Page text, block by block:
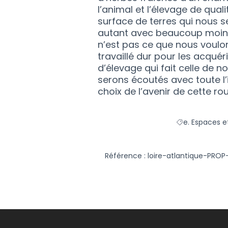
l’animal et l’élevage de
surface de terres qui nous
autant avec beaucoup
n’est pas ce que nous
travaillé dur pour les
d’élevage qui fait celle de
serons écoutés avec toute
choix de l’avenir de cette
Filtrer les
e. Espaces
Référence : loire-atlantique-PROP-